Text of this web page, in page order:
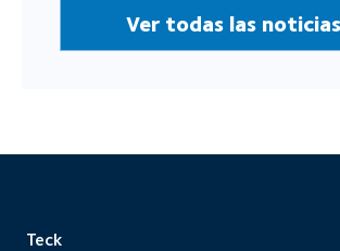
Ver todas las noticias
Teck